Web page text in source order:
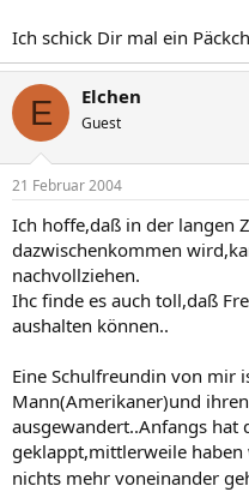
Ich schick Dir mal ein
E Elchen
Guest
21 Februar 2004
Ich hoffe,daß in der langen
dazwischenkommen
nachvollziehen.
Ihc finde es auch toll,daß
aushalten können..
Eine Schulfreundin von mir
Mann(Amerikaner)und
ausgewandert..Anfangs hat
geklappt,mittlerweile haben
nichts mehr voneinander